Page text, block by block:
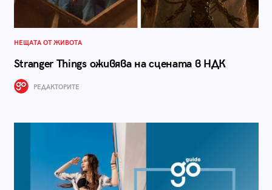
НЕЩАТА ОТ ЖИВОТА
Stranger Things оживява на сцената в НДК
РЕДАКТОРИТЕ